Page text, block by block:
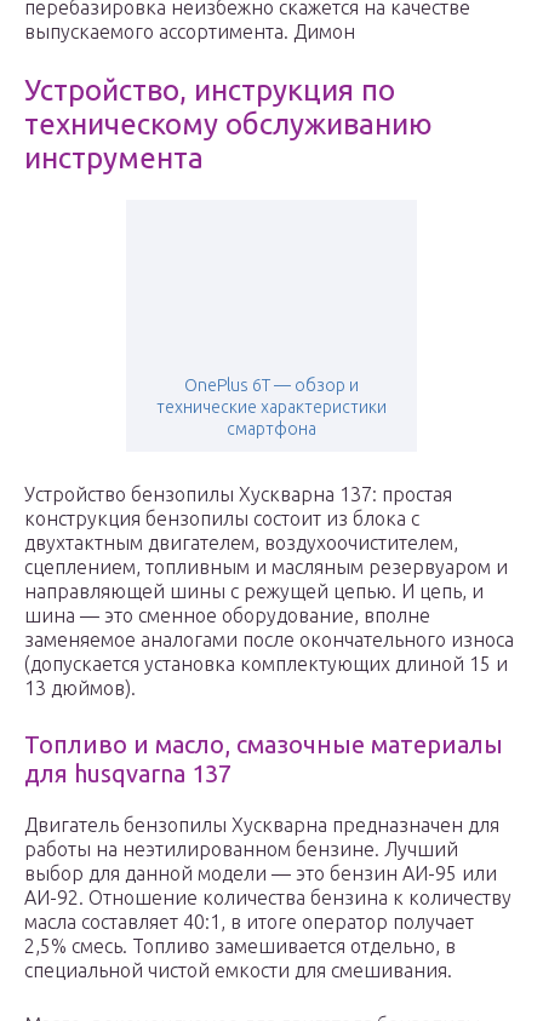
перебазировка неизбежно скажется на качестве
выпускаемого ассортимента. Димон
Устройство, инструкция по
техническому обслуживанию
инструмента
OnePlus 6T — обзор и
технические характеристики
смартфона
Устройство бензопилы Хускварна 137: простая
конструкция бензопилы состоит из блока с
двухтактным двигателем, воздухоочистителем,
сцеплением, топливным и масляным резервуаром и
направляющей шины с режущей цепью. И цепь, и
шина — это сменное оборудование, вполне
заменяемое аналогами после окончательного износа
(допускается установка комплектующих длиной 15 и
13 дюймов).
Топливо и масло, смазочные материалы
для husqvarna 137
Двигатель бензопилы Хускварна предназначен для
работы на неэтилированном бензине. Лучший
выбор для данной модели — это бензин АИ-95 или
АИ-92. Отношение количества бензина к количеству
масла составляет 40:1, в итоге оператор получает
2,5% смесь. Топливо замешивается отдельно, в
специальной чистой емкости для смешивания.